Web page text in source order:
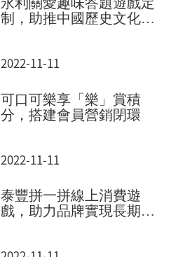
永利關愛趣味答題遊戲定
制，助推中國歷史文化傳
2022-11-11
可口可樂享「樂」賞積
分，搭建會員營銷閉環
2022-11-11
泰豐拼一拼線上消費遊
戲，助力品牌實現長期全